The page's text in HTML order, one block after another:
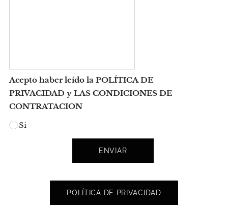
Acepto haber leído la POLÍTICA DE
PRIVACIDAD y LAS CONDICIONES DE
CONTRATACION
Si
ENVIAR
POLÍTICA DE PRIVACIDAD